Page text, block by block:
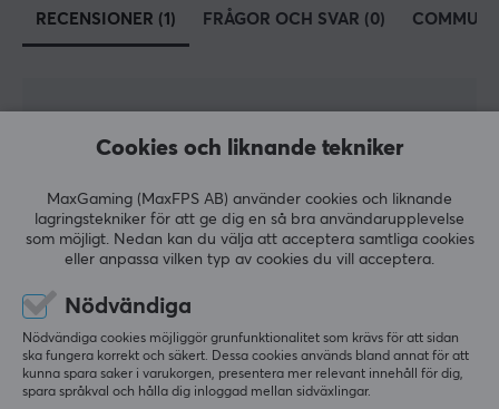
EGENSKAPER
RECENSIONER (1) FRÅGOR OCH SVAR (0)
3.0
Baserat på 1 recension
4
1
0%
LÄMNA RECENSION
Relevans
Alla recensioner
Cookies och liknande tekniker
MaxGaming (MaxFPS AB) använder cookies och liknande
lagringstekniker för att ge dig en så bra användarupplevelse
som möjligt. Nedan kan du välja att acceptera samtliga cookies
eller anpassa vilken typ av cookies du vill acceptera.
Nödvändiga
Nödvändiga cookies möjliggör grunfunktionalitet som krävs för att sidan
ska fungera korrekt och säkert. Dessa cookies används bland annat för att
kunna spara saker i varukorgen, presentera mer relevant innehåll för dig,
spara språkval och hålla dig inloggad mellan sidväxlingar.